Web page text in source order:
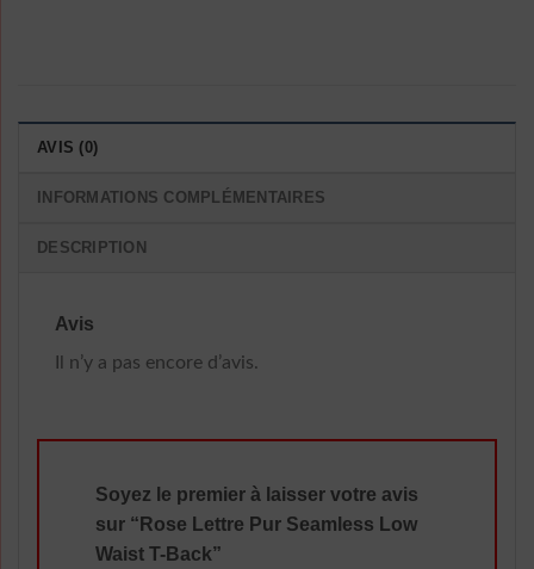
AVIS (0)
INFORMATIONS COMPLÉMENTAIRES
DESCRIPTION
Avis
Il n’y a pas encore d’avis.
Soyez le premier à laisser votre avis
sur “Rose Lettre Pur Seamless Low
Waist T-Back”